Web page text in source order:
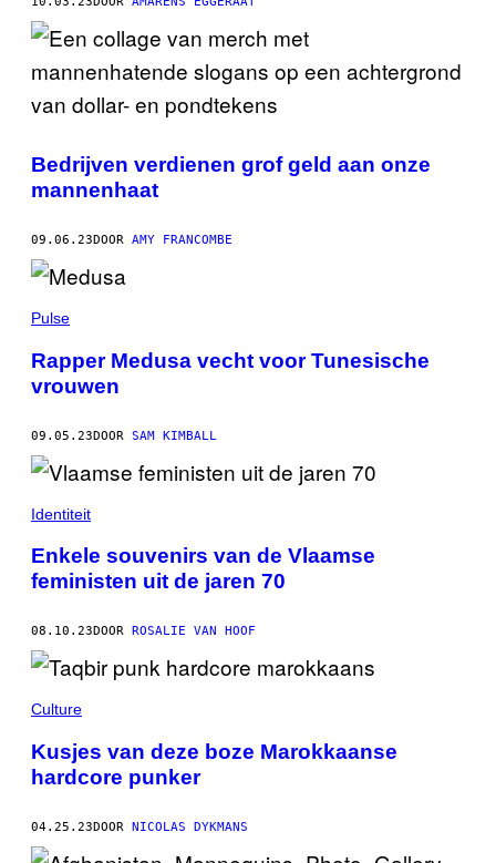
Bedrijven verdienen grof geld aan onze
mannenhaat
09.06.23DOOR AMY FRANCOMBE
Pulse
Rapper Medusa vecht voor Tunesische
vrouwen
09.05.23DOOR SAM KIMBALL
Identiteit
Enkele souvenirs van de Vlaamse
feministen uit de jaren 70
08.10.23DOOR ROSALIE VAN HOOF
Culture
Kusjes van deze boze Marokkaanse
hardcore punker
04.25.23DOOR NICOLAS DYKMANS